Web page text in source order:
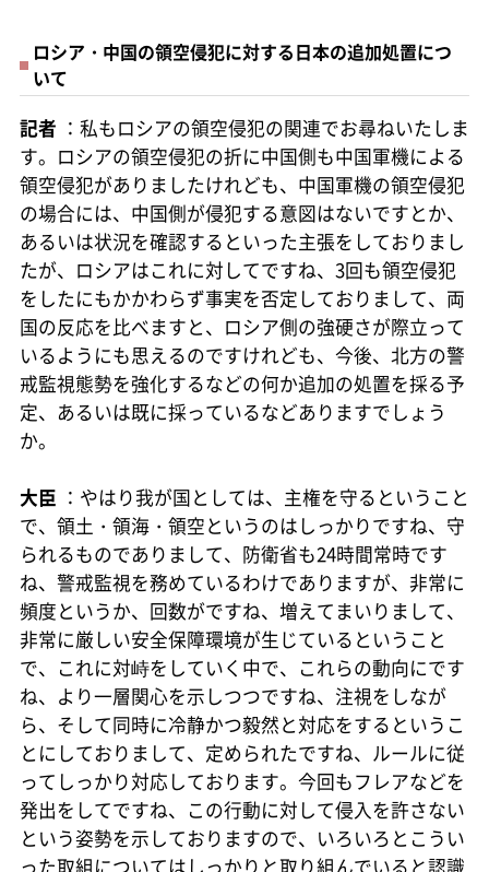
ロシア・中国の領空侵犯に対する日本の追加処置につ
いて
記者 ：私もロシアの領空侵犯の関連でお尋ねいたしま
す。ロシアの領空侵犯の折に中国側も中国軍機による
領空侵犯がありましたけれども、中国軍機の領空侵犯
の場合には、中国側が侵犯する意図はないですとか、
あるいは状況を確認するといった主張をしておりまし
たが、ロシアはこれに対してですね、3回も領空侵犯
をしたにもかかわらず事実を否定しておりまして、両
国の反応を比べますと、ロシア側の強硬さが際立って
いるようにも思えるのですけれども、今後、北方の警
戒監視態勢を強化するなどの何か追加の処置を採る予
定、あるいは既に採っているなどありますでしょう
か。
大臣 ：やはり我が国としては、主権を守るということ
で、領土・領海・領空というのはしっかりですね、守
られるものでありまして、防衛省も24時間常時です
ね、警戒監視を務めているわけでありますが、非常に
頻度というか、回数がですね、増えてまいりまして、
非常に厳しい安全保障環境が生じているということ
で、これに対峙をしていく中で、これらの動向にです
ね、より一層関心を示しつつですね、注視をしなが
ら、そして同時に冷静かつ毅然と対応をするというこ
とにしておりまして、定められたですね、ルールに従
ってしっかり対応しております。今回もフレアなどを
発出をしてですね、この行動に対して侵入を許さない
という姿勢を示しておりますので、いろいろとこうい
った取組についてはしっかりと取り組んでいると認識